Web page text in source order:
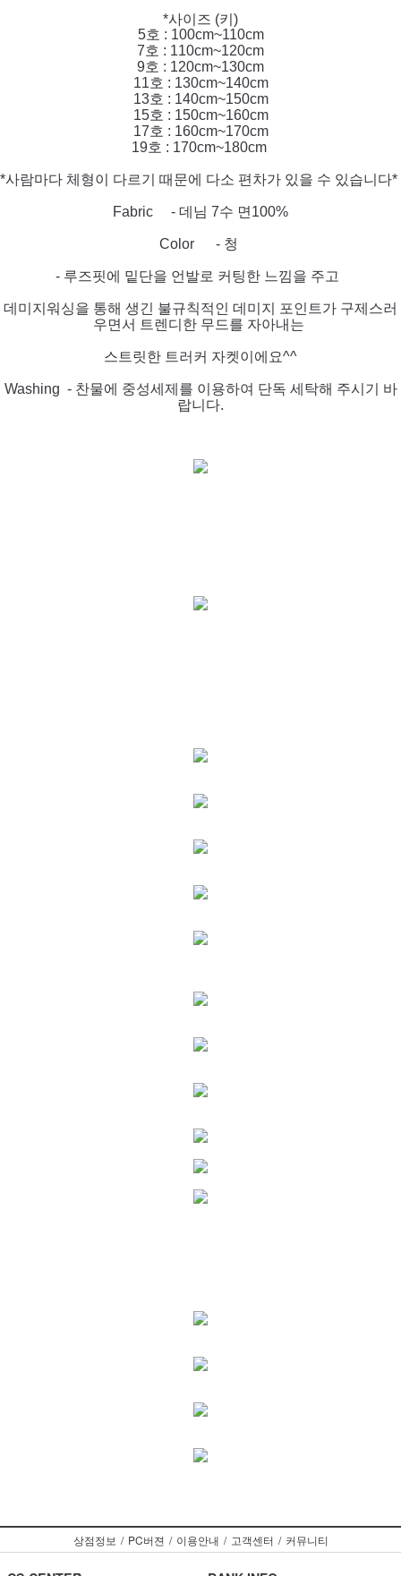
*사이즈 (키)
5호 : 100cm~110cm
7호 : 110cm~120cm
9호 : 120cm~130cm
11호 : 130cm~140cm
13호 : 140cm~150cm
15호 : 150cm~160cm
17호 : 160cm~170cm
19호 : 170cm~180cm
*사람마다 체형이 다르기 때문에 다소 편차가 있을 수 있습니다*
Fabric - 데님 7수 면100%
Color - 청
- 루즈핏에 밑단을 언발로 커팅한 느낌을 주고
데미지워싱을 통해 생긴 불규칙적인 데미지 포인트가 구제스러
우면서 트렌디한 무드를 자아내는
스트릿한 트러커 자켓이에요^^
Washing - 찬물에 중성세제를 이용하여 단독 세탁해 주시기 바
랍니다.
상점정보 / PC버젼 / 이용안내 / 고객센터 / 커뮤니티